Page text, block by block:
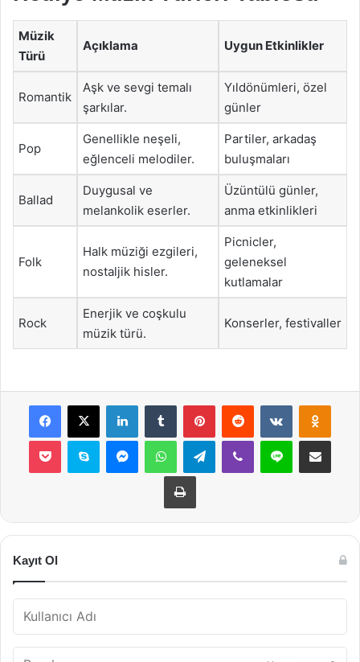
Müzik
Türü
Açıklama Uygun Etkinlikler
Romantik
Aşk ve sevgi temalı
şarkılar.
Yıldönümleri, özel
günler
Pop
Genellikle neşeli,
eğlenceli melodiler.
Partiler, arkadaş
buluşmaları
Ballad
Duygusal ve
melankolik eserler.
Üzüntülü günler,
anma etkinlikleri
Folk
Halk müziği ezgileri,
nostaljik hisler.
Picnicler,
geleneksel
kutlamalar
Rock
Enerjik ve coşkulu
müzik türü.
Konserler, festivaller
Facebook
X LinkedInTumblr PinterestReddit VKontakte
Pocket Skype MessengerWhatsAppTelegramViber Line E-Posta ile
Yazdır
Kayıt Ol